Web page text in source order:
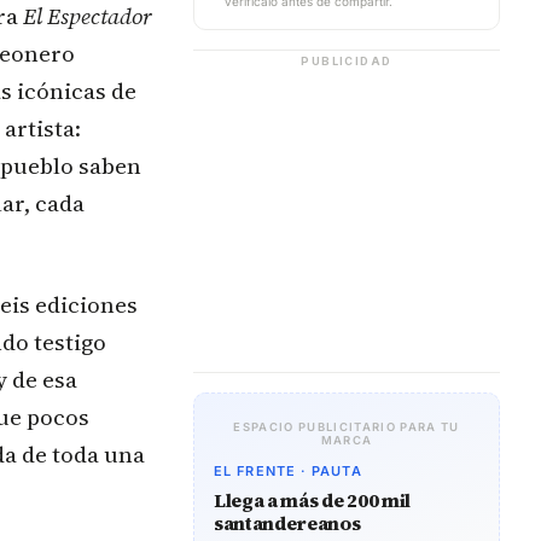
El Espectador
icónicas de
artista:
saben
cada
ediciones
testigo
esa
pocos
de toda una
PUBLICIDAD
ESPACIO PUBLICITARIO PARA TU
MARCA
EL FRENTE · PAUTA
Llega a más de 200 mil
santandereanos